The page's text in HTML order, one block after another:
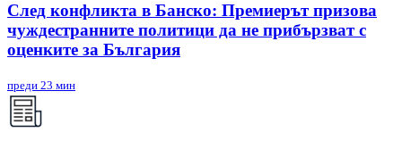
След конфликта в Банско: Премиерът призова
чуждестранните политици да не прибързват с
оценките за България
преди 23 мин